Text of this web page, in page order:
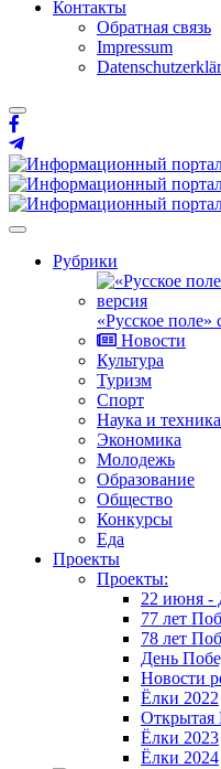
Контакты
Обратная связь
Impressum
Рубрики
«Русское поле»
Новости
Культура
Туризм
Спорт
Наука и техника
Экономика
Молодежь
Образование
Общество
Конкурсы
Еда
Проекты
Проекты:
22 июня -
77 лет
78 лет
День
Новости
Ёлки 2022
Открытая
Ёлки 2023
Ёлки 2024